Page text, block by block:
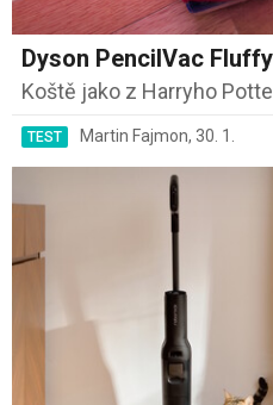
Dyson PencilVac
Koště jako z Harryho
TEST Martin Fajmon, 30. 1.